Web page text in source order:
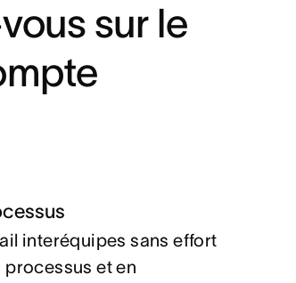
sur le
interéquipes sans effort
et en